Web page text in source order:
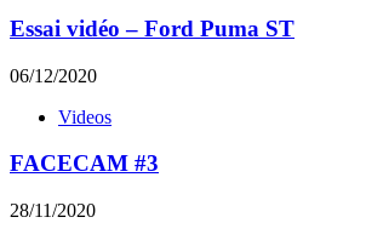
Essai vidéo – Ford Puma ST
06/12/2020
Videos
FACECAM #3
28/11/2020